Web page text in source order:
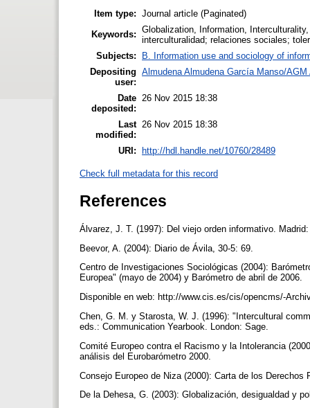
Item type: Journal article (Paginated)
Keywords: Globalization, Information,
interculturalidad; relaciones sociales;
Subjects:
B. Information use and sociology of
Depositing
user:
Almudena Almudena García Manso/
Date
deposited:
26 Nov 2015 18:38
Last
modified:
26 Nov 2015 18:38
URI: http://hdl.handle.net/10760/28489
Check full metadata for this record
References
Álvarez, J. T. (1997): Del viejo orden informativo.
Beevor, A. (2004): Diario de Ávila, 30-5: 69.
Centro de Investigaciones Sociológicas (2004):
Europea" (mayo de 2004) y Barómetro de abril de 2006.
Disponible en web: http://www.cis.es/cis/opencms/-
Chen, G. M. y Starosta, W. J. (1996): "Intercultural
eds.: Communication Yearbook. London: Sage.
Comité Europeo contra el Racismo y la Intolerancia
análisis del Eurobarómetro 2000.
Consejo Europeo de Niza (2000): Carta de los
De la Dehesa, G. (2003): Globalización, desigualdad y